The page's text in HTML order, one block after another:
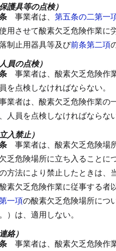
保護具等の点検）
事業者は、 第五条の二第一
用させて酸素欠乏危険作業
制止用器具等及び前条第二項
人員の点検）
事業者は、酸素欠乏危険作
を点検しなければならない。
業者は、酸素欠乏危険作業の
人員を点検しなければならない
立入禁止）
事業者は、酸素欠乏危険場
乏危険場所に立ち入ることに
方法により禁止したときは、
素欠乏危険作業に従事する者
一項の酸素欠乏危険場所につ
）は、適用しない。
連絡）
事業者は、酸素欠乏危険作